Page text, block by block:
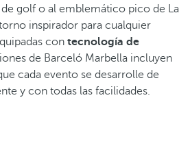
golf o al emblemático pico de La
inspirador para cualquier
con tecnología de
de Barceló Marbella incluyen
cada evento se desarrolle de
y con todas las facilidades.